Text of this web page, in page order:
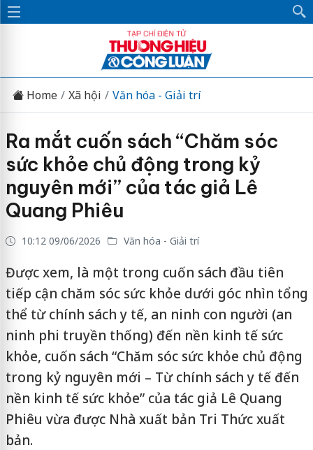
Home Xã hội Văn hóa - Giải trí
Ra mắt cuốn sách “Chăm sóc
sức khỏe chủ động trong kỷ
nguyên mới” của tác giả Lê
Quang Phiêu
10:12 09/06/2026 Văn hóa - Giải trí
Được xem, là một trong cuốn sách đầu tiên
tiếp cận chăm sóc sức khỏe dưới góc nhìn tổng
thể từ chính sách y tế, an ninh con người (an
ninh phi truyền thống) đến nền kinh tế sức
khỏe, cuốn sách “Chăm sóc sức khỏe chủ động
trong kỷ nguyên mới – Từ chính sách y tế đến
nền kinh tế sức khỏe” của tác giả Lê Quang
Phiêu vừa được Nhà xuất bản Tri Thức xuất
bản.